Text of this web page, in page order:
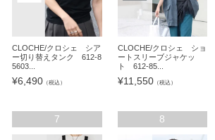
CLOCHE/クロシェ シア
ー切り替えタンク 612-8
5603...
¥6,490 （税込）
CLOCHE/クロシェ ショ
ートスリーブジャケッ
ト 612-85...
¥11,550（税込）
7 8